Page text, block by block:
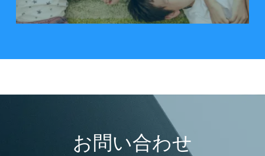
お問い合わせ